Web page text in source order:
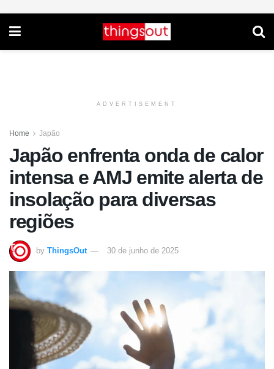
ADVERTISEMENT
Home Japão
Japão enfrenta onda de calor
intensa e AMJ emite alerta de
insolação para diversas
regiões
by ThingsOut 30 de junho de 2025